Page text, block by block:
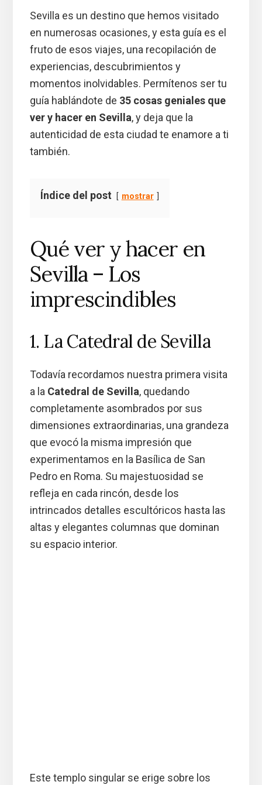
Sevilla es un destino que hemos visitado
en numerosas ocasiones, y esta guía es el
fruto de esos viajes, una recopilación de
experiencias, descubrimientos y
momentos inolvidables. Permítenos ser tu
guía hablándote de 35 cosas geniales que
ver y hacer en Sevilla, y deja que la
autenticidad de esta ciudad te enamore a ti
también.
Índice del post mostrar
Qué ver y hacer en
Sevilla – Los
imprescindibles
1. La Catedral de Sevilla
Todavía recordamos nuestra primera visita
a la Catedral de Sevilla, quedando
completamente asombrados por sus
dimensiones extraordinarias, una grandeza
que evocó la misma impresión que
experimentamos en la Basílica de San
Pedro en Roma. Su majestuosidad se
refleja en cada rincón, desde los
intrincados detalles escultóricos hasta las
altas y elegantes columnas que dominan
su espacio interior.
Este templo singular se erige sobre los